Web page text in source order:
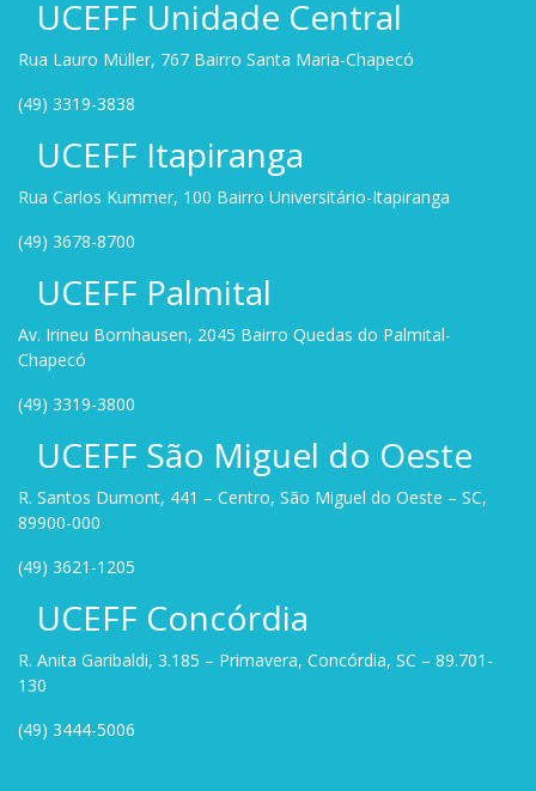
UCEFF Unidade Central
Rua Lauro Müller, 767 Bairro Santa Maria-Chapecó
(49) 3319-3838
UCEFF Itapiranga
Rua Carlos Kummer, 100 Bairro Universitário-Itapiranga
(49) 3678-8700
UCEFF Palmital
Av. Irineu Bornhausen, 2045 Bairro Quedas do Palmital-
Chapecó
(49) 3319-3800
UCEFF São Miguel do Oeste
R. Santos Dumont, 441 – Centro, São Miguel do Oeste – SC,
89900-000
(49) 3621-1205
UCEFF Concórdia
R. Anita Garibaldi, 3.185 – Primavera, Concórdia, SC – 89.701-
130
(49) 3444-5006